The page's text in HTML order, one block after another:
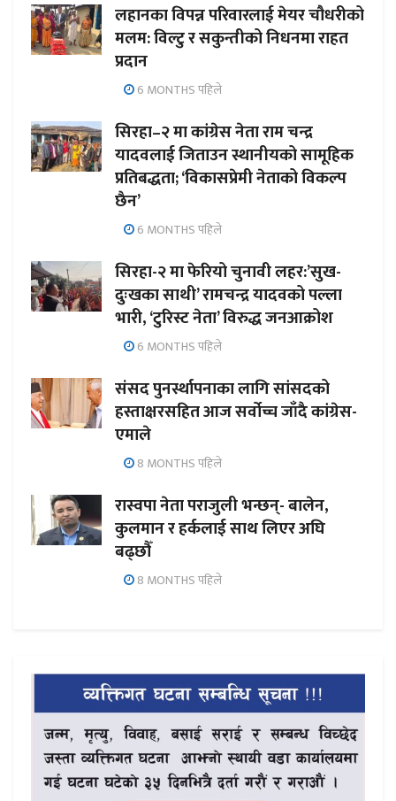
लहानका विपन्न परिवारलाई मेयर चौधरीको
मलम: विल्टु र सकुन्तीको निधनमा राहत
प्रदान
6 MONTHS पहिले
सिरहा–२ मा कांग्रेस नेता राम चन्द्र
यादवलाई जिताउन स्थानीयको सामूहिक
प्रतिबद्धता; ‘विकासप्रेमी नेताको विकल्प
छैन’
6 MONTHS पहिले
सिरहा-२ मा फेरियो चुनावी लहर:’सुख-
दुःखका साथी’ रामचन्द्र यादवको पल्ला
भारी, ‘टुरिस्ट नेता’ विरुद्ध जनआक्रोश
6 MONTHS पहिले
संसद पुनर्स्थापनाका लागि सांसदको
हस्ताक्षरसहित आज सर्वोच्च जाँदै कांग्रेस-
एमाले
8 MONTHS पहिले
रास्वपा नेता पराजुली भन्छन्- बालेन,
कुलमान र हर्कलाई साथ लिएर अघि
बढ्छौँ
8 MONTHS पहिले